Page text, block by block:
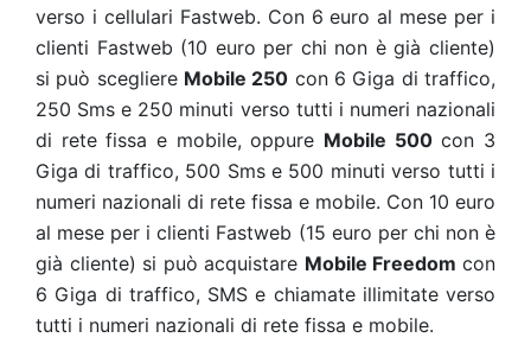
verso i cellulari Fastweb. Con 6 euro al mese per i
clienti Fastweb (10 euro per chi non è già cliente)
si può scegliere Mobile 250 con 6 Giga di traffico,
250 Sms e 250 minuti verso tutti i numeri nazionali
di rete fissa e mobile, oppure Mobile 500con 3
Giga di traffico, 500 Sms e 500 minuti verso tutti i
numeri nazionali di rete fissa e mobile. Con 10 euro
al mese per i clienti Fastweb (15 euro per chi non è
già cliente) si può acquistare Mobile Freedomcon
6 Giga di traffico, SMS e chiamate illimitate verso
tutti i numeri nazionali di rete fissa e mobile.